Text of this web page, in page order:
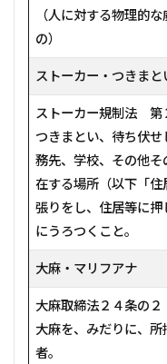
（人に対する物理的
の）
ストーカー・つきまと
ストーカー規制法 第
つきまとい、待ち伏
務先、学校、その他
在する場所（以下「
張りをし、住居等に押
にうろつくこと。
大麻・マリフアナ
大麻取締法２４条の２
大麻を、みだりに、
者。